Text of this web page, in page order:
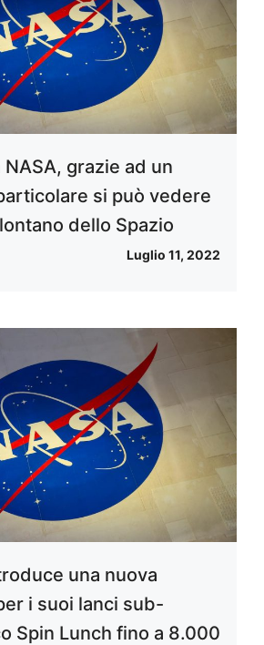
grazie ad un
si può vedere
dello Spazio
Luglio 11, 2022
una nuova
i suoi lanci sub-
Spin Lunch fino a 8.000